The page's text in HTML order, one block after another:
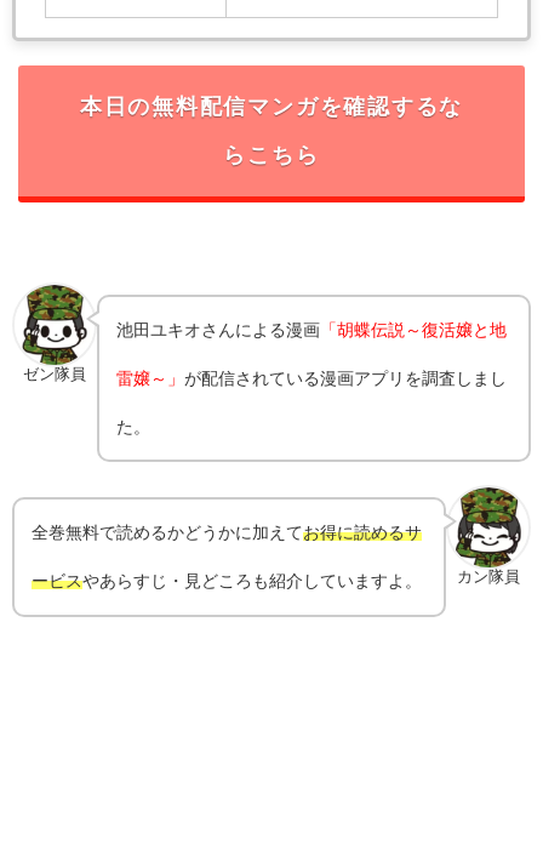
本日の無料配信マンガを確認するな
らこちら
ゼン隊員
池田ユキオさんによる漫画 「胡蝶伝説～復活嬢と地
雷嬢～」が配信されている漫画アプリを調査しまし
た。
カン隊員
全巻無料で読めるかどうかに加えてお得に読めるサ
ービスやあらすじ・見どころも紹介していますよ。